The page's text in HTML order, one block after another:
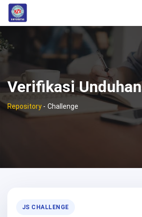
Verifikasi Unduhan
Repository - Challenge
JS CHALLENGE